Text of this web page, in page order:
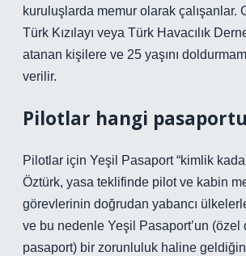
kuruluşlarda memur olarak çalışanlar.
Türk Kızılayı veya Türk Havacılık
atanan kişilere ve 25 yaşını
verilir.
Pilotlar hangi
Pilotlar için Yeşil Pasaport “kimlik
Öztürk, yasa teklifinde pilot ve kabin
görevlerinin doğrudan yabancı
ve bu nedenle Yeşil Pasaport’un (özel
pasaport) bir zorunluluk haline